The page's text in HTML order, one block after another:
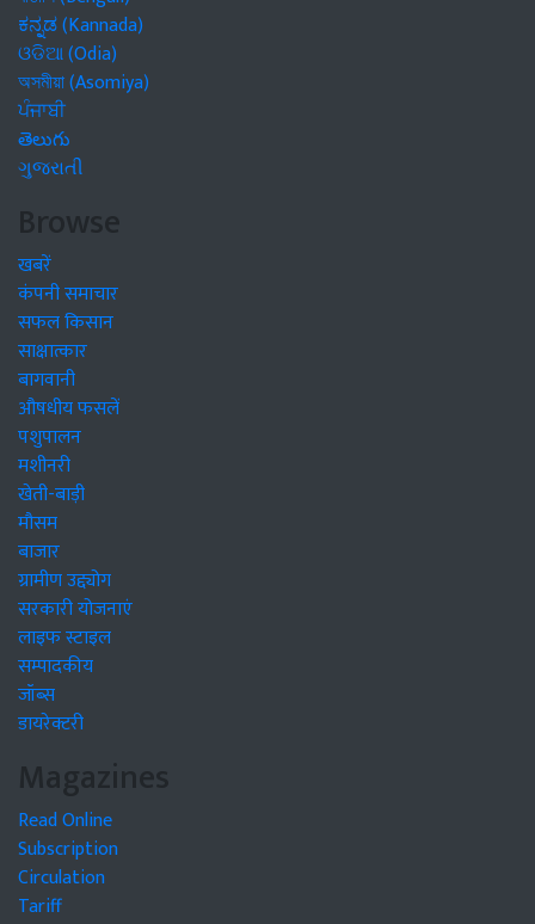
ಕನ್ನಡ (Kannada)
ଓଡିଆ (Odia)
অসমীয়া (Asomiya)
ਪੰਜਾਬੀ
తెలుగు
ગુજરાતી
Browse
खबरें
कंपनी समाचार
सफल किसान
साक्षात्कार
बागवानी
औषधीय फसलें
पशुपालन
मशीनरी
खेती-बाड़ी
मौसम
बाजार
ग्रामीण उद्द्योग
सरकारी योजनाएं
लाइफ स्टाइल
सम्पादकीय
जॉब्स
डायरेक्टरी
Magazines
Read Online
Subscription
Circulation
Tariff